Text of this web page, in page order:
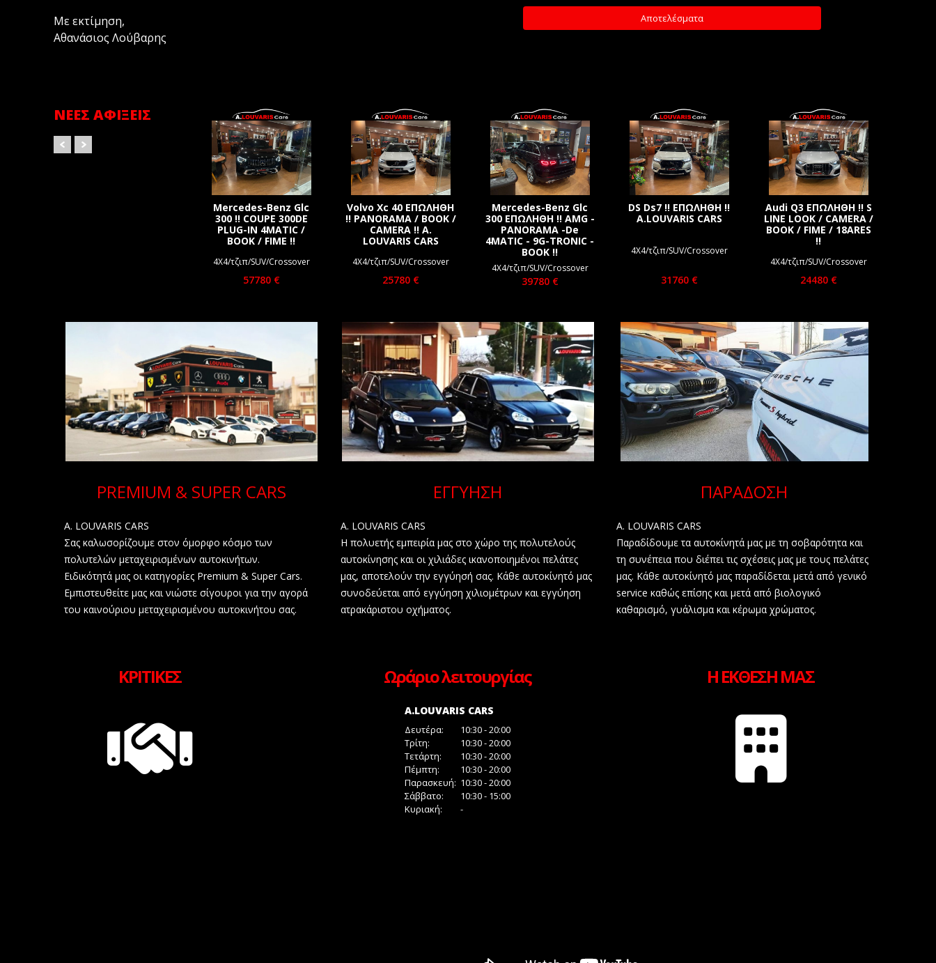
Με εκτίμηση,
Αθανάσιος Λούβαρης
ΝΈΕΣ ΑΦΊΞΕΙΣ
Mercedes-Benz Glc
300 !! COUPE 300DE
PLUG-IN 4MATIC /
BOOK / FIME !!
4Χ4/τζιπ/SUV/Crossover
57780 €
Volvo Xc 40 ΕΠΩΛΗΘΗ
!! PANORAMA / BOOK /
CAMERA !! A.
LOUVARIS CARS
4Χ4/τζιπ/SUV/Crossover
25780 €
Mercedes-Benz Glc
300 ΕΠΩΛΗΘΗ !! AMG -
PANORAMA -De
4MATIC - 9G-TRONIC -
BOOK !!
4Χ4/τζιπ/SUV/Crossover
39780 €
DS Ds7 !! ΕΠΩΛΗΘΗ !!
A.LOUVARIS CARS
4Χ4/τζιπ/SUV/Crossover
31760 €
Audi Q3 ΕΠΩΛΗΘΗ !! S
LINE LOOK / CAMERA /
BOOK / FIME / 18ARES
!!
4Χ4/τζιπ/SUV/Crossover
24480 €
A. LOUVARIS CARS
PREMIUM CARS
PREMIUM & SUPER CARS
A. LOUVARIS CARS
Σας καλωσορίζουμε στον όμορφο κόσμο των
πολυτελών μεταχειρισμένων αυτοκινήτων.
Ειδικότητά μας οι κατηγορίες Premium & Super Cars.
Εμπιστευθείτε μας και νιώστε σίγουροι για την αγορά
του καινούριου μεταχειρισμένου αυτοκινήτου σας.
A. LOUVARIS CARS
ΕΓΓΥΗΣΗ
ΕΓΓΥΗΣΗ
A. LOUVARIS CARS
Η πολυετής εμπειρία μας στο χώρο της πολυτελούς
αυτοκίνησης και οι χιλιάδες ικανοποιημένοι πελάτες
μας, αποτελούν την εγγύησή σας. Κάθε αυτοκίνητό μας
συνοδεύεται από εγγύηση χιλιομέτρων και εγγύηση
ατρακάριστου οχήματος.
A. LOUVARIS CARS
ΠΑΡΑΔΟΣΗ
ΠΑΡΑΔΟΣΗ
A. LOUVARIS CARS
Παραδίδουμε τα αυτοκίνητά μας με τη σοβαρότητα και
τη συνέπεια που διέπει τις σχέσεις μας με τους πελάτες
μας. Κάθε αυτοκίνητό μας παραδίδεται μετά από γενικό
service καθώς επίσης και μετά από βιολογικό
καθαρισμό, γυάλισμα και κέρωμα χρώματος.
ΚΡΙΤΙΚΕΣ Ωράριο λειτουργίας
A.LOUVARIS CARS
Δευτέρα:
10:30 - 20:00
Τρίτη:
10:30 - 20:00
Τετάρτη:
10:30 - 20:00
Πέμπτη:
10:30 - 20:00
Παρασκευή: 10:30 - 20:00
Σάββατο:
10:30 - 15:00
Κυριακή:
-
Η ΕΚΘΕΣΗ ΜΑΣ